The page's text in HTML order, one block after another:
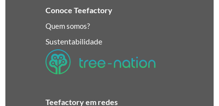
Conoce Teefactory
Quem somos?
Sustentabilidade
Teefactory em redes